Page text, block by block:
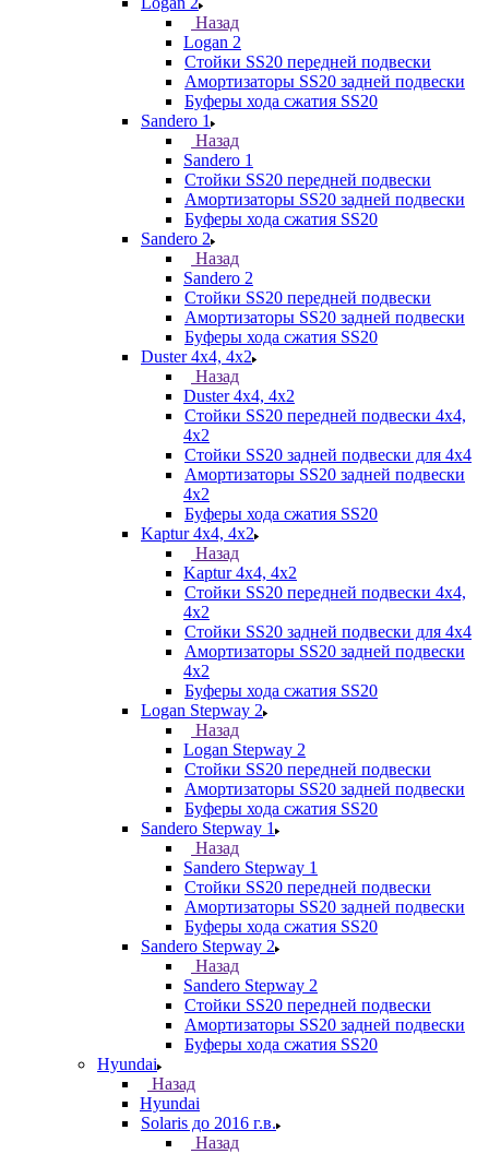
Назад
Logan 2
Стойки SS20 передней подвески
Амортизаторы SS20 задней подвески
Буферы хода сжатия SS20
Sandero 1
Назад
Sandero 1
Стойки SS20 передней подвески
Амортизаторы SS20 задней подвески
Буферы хода сжатия SS20
Sandero 2
Назад
Sandero 2
Стойки SS20 передней подвески
Амортизаторы SS20 задней подвески
Буферы хода сжатия SS20
Duster 4х4, 4x2
Назад
Duster 4х4, 4x2
Стойки SS20 передней подвески 4х4,
4x2
Стойки SS20 задней подвески для 4х4
Амортизаторы SS20 задней подвески
4х2
Буферы хода сжатия SS20
Kaptur 4х4, 4х2
Назад
Kaptur 4х4, 4х2
Стойки SS20 передней подвески 4х4,
4x2
Стойки SS20 задней подвески для 4х4
Амортизаторы SS20 задней подвески
4х2
Буферы хода сжатия SS20
Logan Stepway 2
Назад
Logan Stepway 2
Стойки SS20 передней подвески
Амортизаторы SS20 задней подвески
Буферы хода сжатия SS20
Sandero Stepway 1
Назад
Sandero Stepway 1
Стойки SS20 передней подвески
Амортизаторы SS20 задней подвески
Буферы хода сжатия SS20
Sandero Stepway 2
Назад
Sandero Stepway 2
Стойки SS20 передней подвески
Амортизаторы SS20 задней подвески
Буферы хода сжатия SS20
Hyundai
Назад
Hyundai
Solaris до 2016 г.в.
Назад